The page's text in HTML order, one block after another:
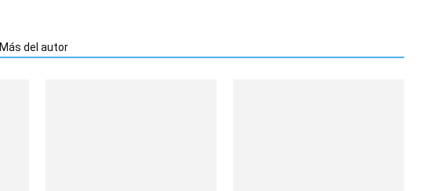
Más del autor